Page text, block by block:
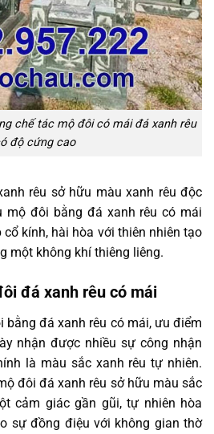
chế tác mộ đôi có mái đá xanh rêu
độ cứng cao
rêu sở hữu màu xanh rêu độc
mộ đôi bằng đá xanh rêu có mái
kính, hài hòa với thiên nhiên tạo
một không khí thiêng liêng.
đá xanh rêu có mái
bằng đá xanh rêu có mái, ưu điểm
nhận được nhiều sự công nhận
là màu sắc xanh rêu tự nhiên.
đôi đá xanh rêu sở hữu màu sắc
cảm giác gần gũi, tự nhiên hòa
sự đồng điệu với không gian thờ